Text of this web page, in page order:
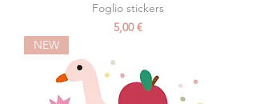
Foglio stickers
Prezzo
5,00 €
NEW